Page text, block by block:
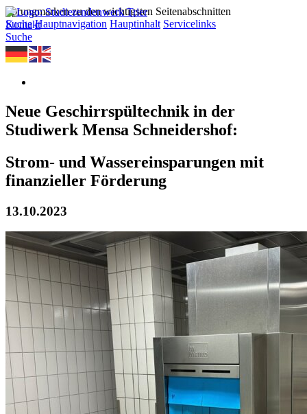
Sprungmarken zu den wichtigsten Seitenabschnitten
Suche Hauptnavigation Hauptinhalt Servicelinks
Kontakt
Suche
Neue Geschirrspültechnik in der
Studiwerk Mensa Schneidershof:
Strom- und Wassereinsparungen mit
finanzieller Förderung
13.10.2023